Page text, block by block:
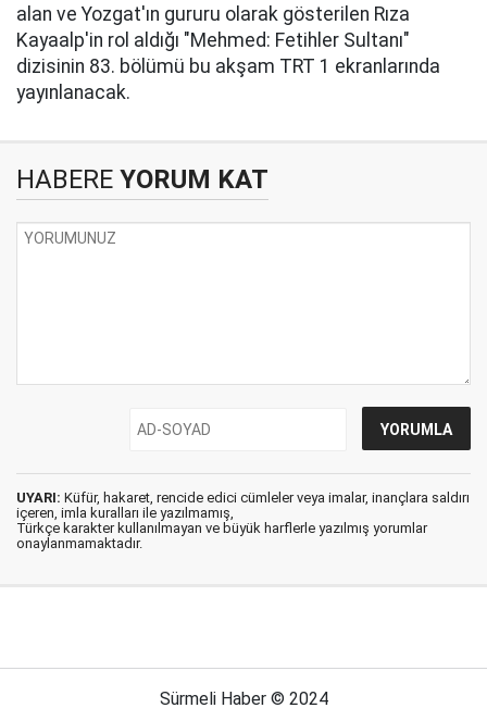
alan ve Yozgat'ın gururu olarak gösterilen Rıza
Kayaalp'in rol aldığı "Mehmed: Fetihler Sultanı"
dizisinin 83. bölümü bu akşam TRT 1 ekranlarında
yayınlanacak.
HABERE YORUM KAT
UYARI: Küfür, hakaret, rencide edici cümleler veya imalar, inançlara saldırı
içeren, imla kuralları ile yazılmamış,
Türkçe karakter kullanılmayan ve büyük harflerle yazılmış yorumlar
onaylanmamaktadır.
Sürmeli Haber © 2024